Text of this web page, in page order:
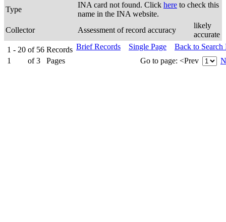
Type
INA card not found. Click here to check this
name in the INA website.
Collector
Assessment of record accuracy
likely
accurate
1 - 20 of 56 Records
1
of 3 Pages
Brief Records Single Page
Back to Search
Go to page: <Prev